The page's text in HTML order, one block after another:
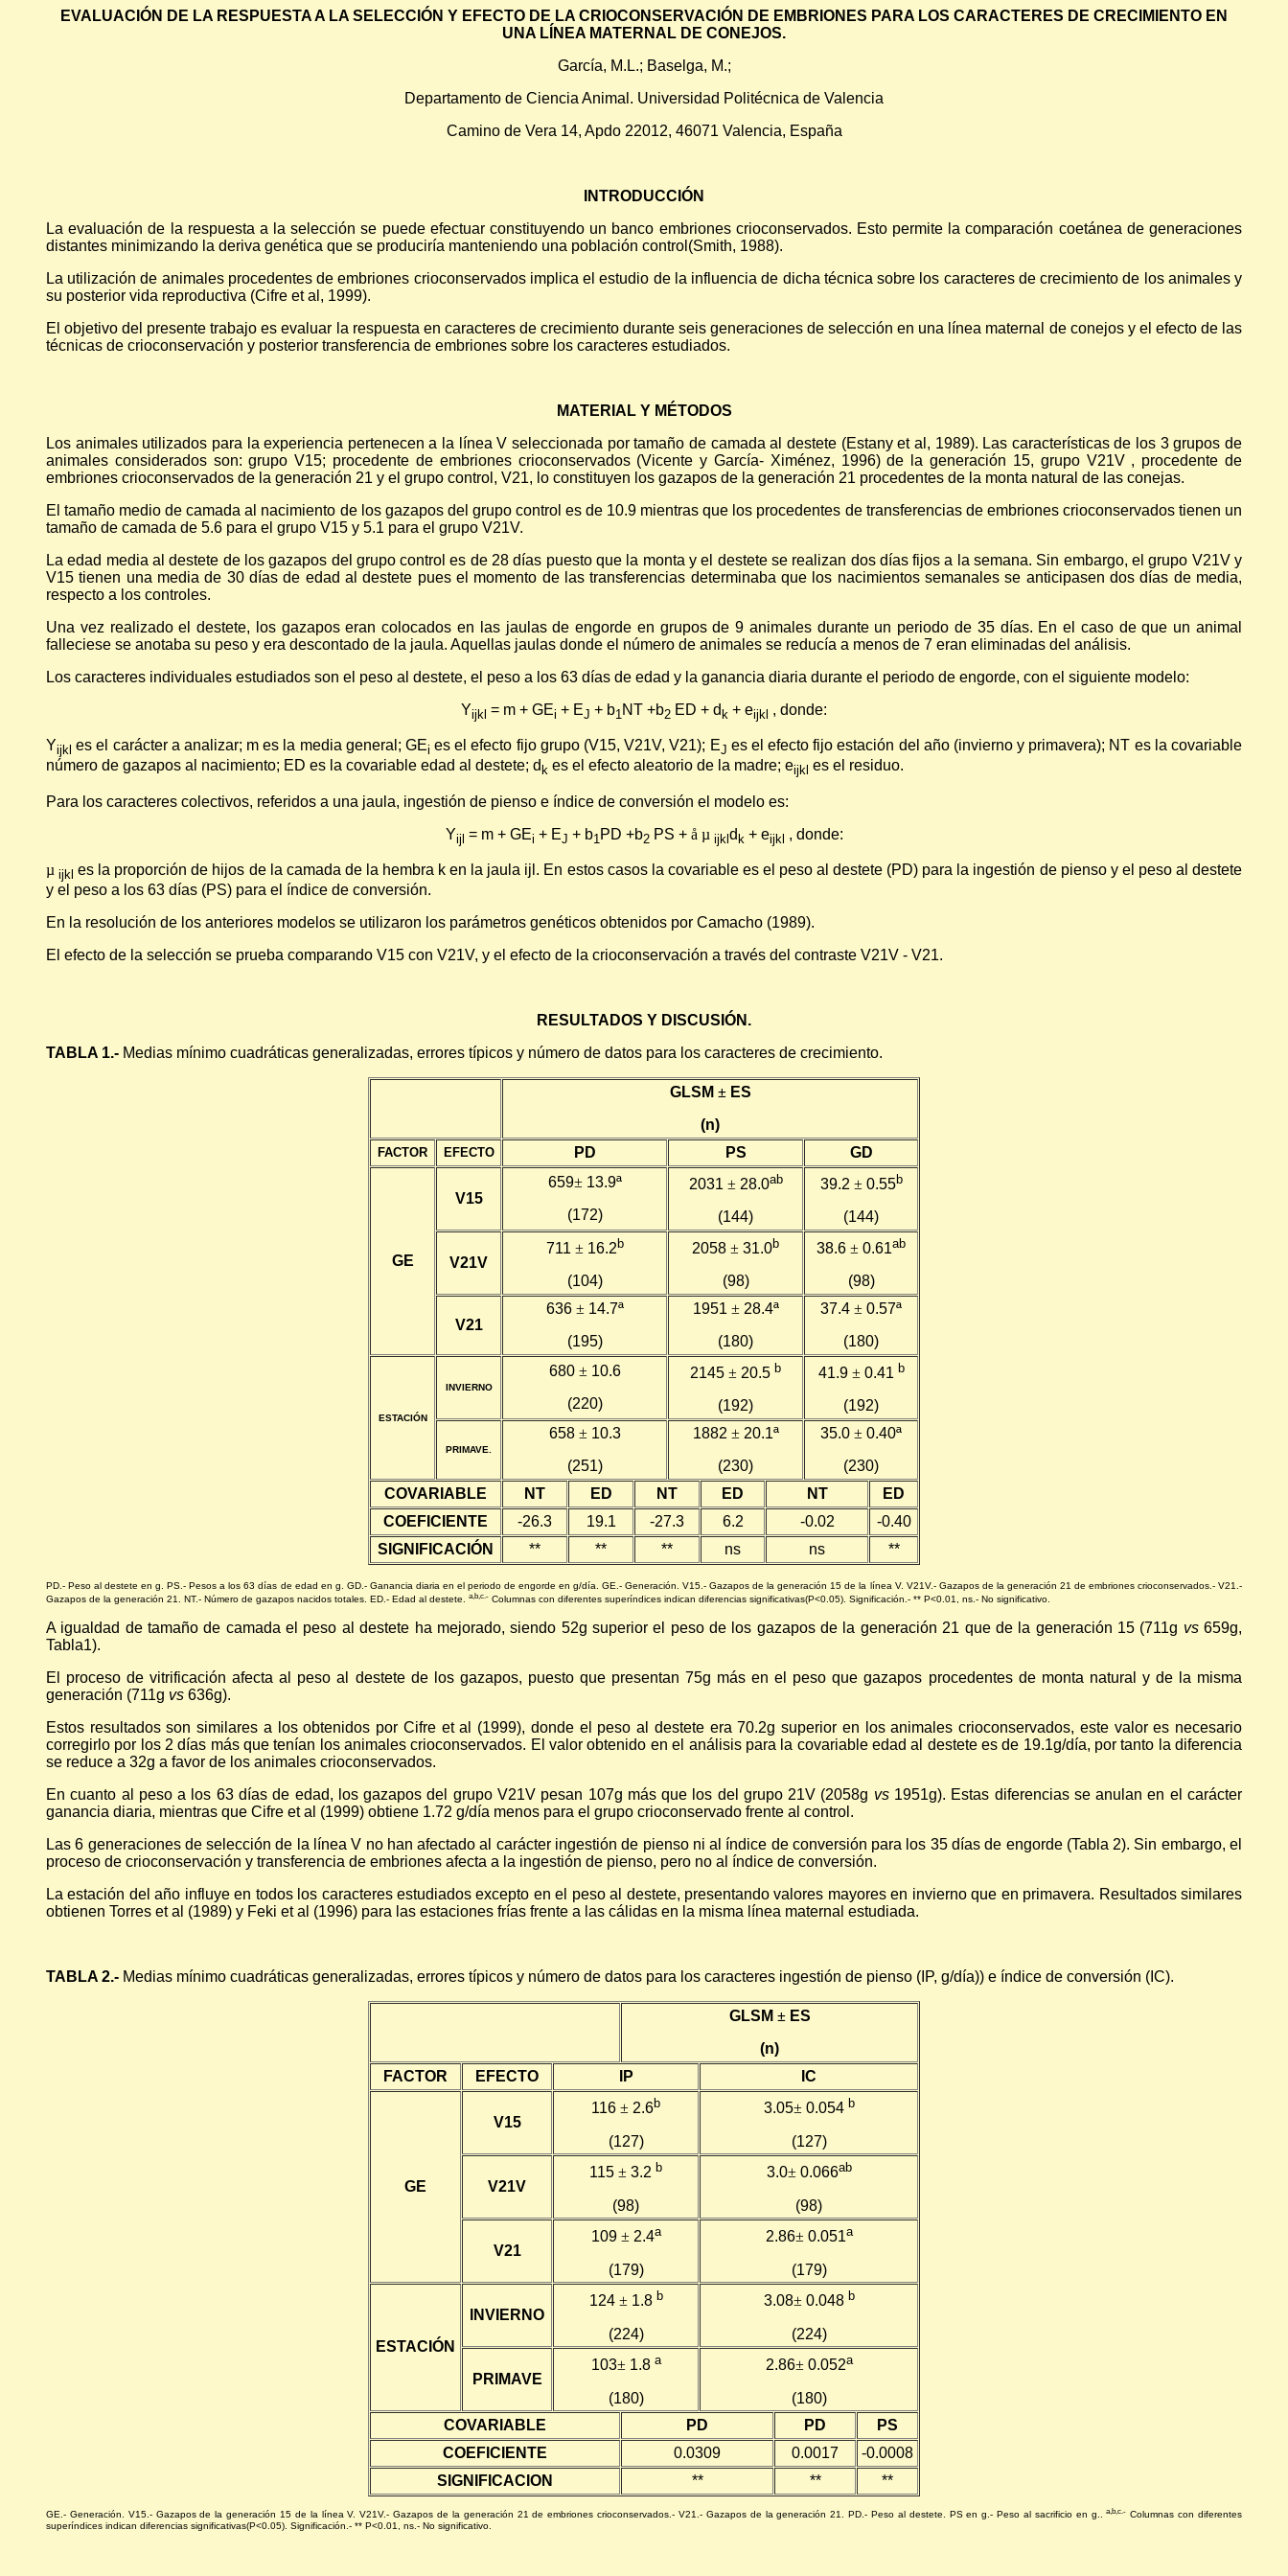
EVALUACIÓN DE LA RESPUESTA A LA SELECCIÓN Y EFECTO DE LA CRIOCONSERVACIÓN DE EMBRIONES PARA LOS CARACTERES DE CRECIMIENTO EN
UNA LÍNEA MATERNAL DE CONEJOS.
García, M.L.; Baselga, M.;
Departamento de Ciencia Animal. Universidad Politécnica de Valencia
Camino de Vera 14, Apdo 22012, 46071 Valencia, España
INTRODUCCIÓN
La evaluación de la respuesta a la selección se puede efectuar constituyendo un banco embriones crioconservados. Esto permite la comparación coetánea de generaciones
distantes minimizando la deriva genética que se produciría manteniendo una población control(Smith, 1988).
La utilización de animales procedentes de embriones crioconservados implica el estudio de la influencia de dicha técnica sobre los caracteres de crecimiento de los animales y
su posterior vida reproductiva (Cifre et al, 1999).
El objetivo del presente trabajo es evaluar la respuesta en caracteres de crecimiento durante seis generaciones de selección en una línea maternal de conejos y el efecto de las
técnicas de crioconservación y posterior transferencia de embriones sobre los caracteres estudiados.
MATERIAL Y MÉTODOS
Los animales utilizados para la experiencia pertenecen a la línea V seleccionada por tamaño de camada al destete (Estany et al, 1989). Las características de los 3 grupos de
animales considerados son: grupo V15; procedente de embriones crioconservados (Vicente y García- Ximénez, 1996) de la generación 15, grupo V21V , procedente de
embriones crioconservados de la generación 21 y el grupo control, V21, lo constituyen los gazapos de la generación 21 procedentes de la monta natural de las conejas.
El tamaño medio de camada al nacimiento de los gazapos del grupo control es de 10.9 mientras que los procedentes de transferencias de embriones crioconservados tienen un
tamaño de camada de 5.6 para el grupo V15 y 5.1 para el grupo V21V.
La edad media al destete de los gazapos del grupo control es de 28 días puesto que la monta y el destete se realizan dos días fijos a la semana. Sin embargo, el grupo V21V y
V15 tienen una media de 30 días de edad al destete pues el momento de las transferencias determinaba que los nacimientos semanales se anticipasen dos días de media,
respecto a los controles.
Una vez realizado el destete, los gazapos eran colocados en las jaulas de engorde en grupos de 9 animales durante un periodo de 35 días. En el caso de que un animal
falleciese se anotaba su peso y era descontado de la jaula. Aquellas jaulas donde el número de animales se reducía a menos de 7 eran eliminadas del análisis.
Los caracteres individuales estudiados son el peso al destete, el peso a los 63 días de edad y la ganancia diaria durante el periodo de engorde, con el siguiente modelo:
Yijkl = m + GEi + EJ + b1NT +b2 ED + d k + eijkl , donde:
Yijkl es el carácter a analizar; m es la media general; GEi es el efecto fijo grupo (V15, V21V, V21); EJ es el efecto fijo estación del año (invierno y primavera); NT es la covariable
número de gazapos al nacimiento; ED es la covariable edad al destete; d k es el efecto aleatorio de la madre; eijkl es el residuo.
Para los caracteres colectivos, referidos a una jaula, ingestión de pienso e índice de conversión el modelo es:
Yijl = m + GEi + EJ + b1 PD +b2PS + å µ ijkl d k + eijkl , donde:
µ ijkl es la proporción de hijos de la camada de la hembra k en la jaula ijl. En estos casos la covariable es el peso al destete (PD) para la ingestión de pienso y el peso al destete
y el peso a los 63 días (PS) para el índice de conversión.
En la resolución de los anteriores modelos se utilizaron los parámetros genéticos obtenidos por Camacho (1989).
El efecto de la selección se prueba comparando V15 con V21V, y el efecto de la crioconservación a través del contraste V21V - V21.
RESULTADOS Y DISCUSIÓN.
TABLA 1.- Medias mínimo cuadráticas generalizadas, errores típicos y número de datos para los caracteres de crecimiento.
GLSM ±ES
(n)
FACTOR EFECTO PD PS GD
GE
V15
659± 13.9ª
(172)
2031 ± 28.0ab
(144)
39.2 ± 0.55b
(144)
V21V
711 ± 16.2 b
(104)
2058 ± 31.0b
(98)
38.6 ± 0.61ab
(98)
V21
636 ± 14.7ª
(195)
1951 ± 28.4ª
(180)
37.4 ± 0.57ª
(180)
ESTACIÓN
INVIERNO
680 ± 10.6
(220)
2145 ± 20.5 b
(192)
41.9 ± 0.41 b
(192)
PRIMAVE.
658 ± 10.3
(251)
1882 ± 20.1ª
(230)
35.0 ± 0.40ª
(230)
COVARIABLE
NT ED NT ED NT
ED
COEFICIENTE
-26.3 19.1 -27.3 6.2 -0.02
-0.40
SIGNIFICACIÓN
** ** ** ns ns **
PD.- Peso al destete en g. PS.- Pesos a los 63 días de edad en g. GD.- Ganancia diaria en el periodo de engorde en g/día. GE.- Generación. V15.- Gazapos de la generación 15 de la línea V. V21V.- Gazapos de la generación 21 de embriones crioconservados.- V21.-
Gazapos de la generación 21. NT.- Número de gazapos nacidos totales. ED.- Edad al destete. a,b,c.- Columnas con diferentes superíndices indican diferencias significativas(P<0.05). Significación.- ** P<0.01, ns.- No significativo.
A igualdad de tamaño de camada el peso al destete ha mejorado, siendo 52g superior el peso de los gazapos de la generación 21 que de la generación 15 (711g vs659g,
Tabla1).
El proceso de vitrificación afecta al peso al destete de los gazapos, puesto que presentan 75g más en el peso que gazapos procedentes de monta natural y de la misma
generación (711g vs 636g).
Estos resultados son similares a los obtenidos por Cifre et al (1999), donde el peso al destete era 70.2g superior en los animales crioconservados, este valor es necesario
corregirlo por los 2 días más que tenían los animales crioconservados. El valor obtenido en el análisis para la covariable edad al destete es de 19.1g/día, por tanto la diferencia
se reduce a 32g a favor de los animales crioconservados.
En cuanto al peso a los 63 días de edad, los gazapos del grupo V21V pesan 107g más que los del grupo 21V (2058g vs1951g). Estas diferencias se anulan en el carácter
ganancia diaria, mientras que Cifre et al (1999) obtiene 1.72 g/día menos para el grupo crioconservado frente al control.
Las 6 generaciones de selección de la línea V no han afectado al carácter ingestión de pienso ni al índice de conversión para los 35 días de engorde (Tabla 2). Sin embargo, el
proceso de crioconservación y transferencia de embriones afecta a la ingestión de pienso, pero no al índice de conversión.
La estación del año influye en todos los caracteres estudiados excepto en el peso al destete, presentando valores mayores en invierno que en primavera. Resultados similares
obtienen Torres et al (1989) y Feki et al (1996) para las estaciones frías frente a las cálidas en la misma línea maternal estudiada.
TABLA 2.- Medias mínimo cuadráticas generalizadas, errores típicos y número de datos para los caracteres ingestión de pienso (IP, g/día)) e índice de conversión (IC).
GLSM ±ES
(n)
FACTOR
EFECTO IP IC
GE
V15
116 ± 2.6b
(127)
3.05± 0.054 b
(127)
V21V
115 ± 3.2 b
(98)
3.0± 0.066ab
(98)
V21
109 ± 2.4a
(179)
2.86± 0.051a
(179)
ESTACIÓN
INVIERNO
124 ± 1.8 b
(224)
3.08± 0.048 b
(224)
PRIMAVE
103± 1.8 a
(180)
2.86± 0.052a
(180)
COVARIABLE
PD PD
PS
COEFICIENTE
0.0309 0.0017
-0.0008
SIGNIFICACION
** ** **
GE.- Generación. V15.- Gazapos de la generación 15 de la línea V. V21V.- Gazapos de la generación 21 de embriones crioconservados.- V21.- Gazapos de la generación 21. PD.- Peso al destete. PS en g.- Peso al sacrificio en g..a,b,c.- Columnas con diferentes
superíndices indican diferencias significativas(P<0.05). Significación.- ** P<0.01, ns.- No significativo.